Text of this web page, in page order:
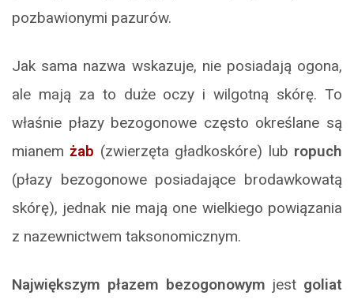
pozbawionymi pazurów.
Jak sama nazwa wskazuje, nie posiadają ogona,
ale mają za to duże oczy i wilgotną skórę. To
właśnie płazy bezogonowe często określane są
mianemżab (zwierzęta gładkoskóre) lub ropuch
(płazy bezogonowe posiadające brodawkowatą
skórę), jednak nie mają one wielkiego powiązania
z nazewnictwem taksonomicznym.
Największym płazem bezogonowym jest goliat